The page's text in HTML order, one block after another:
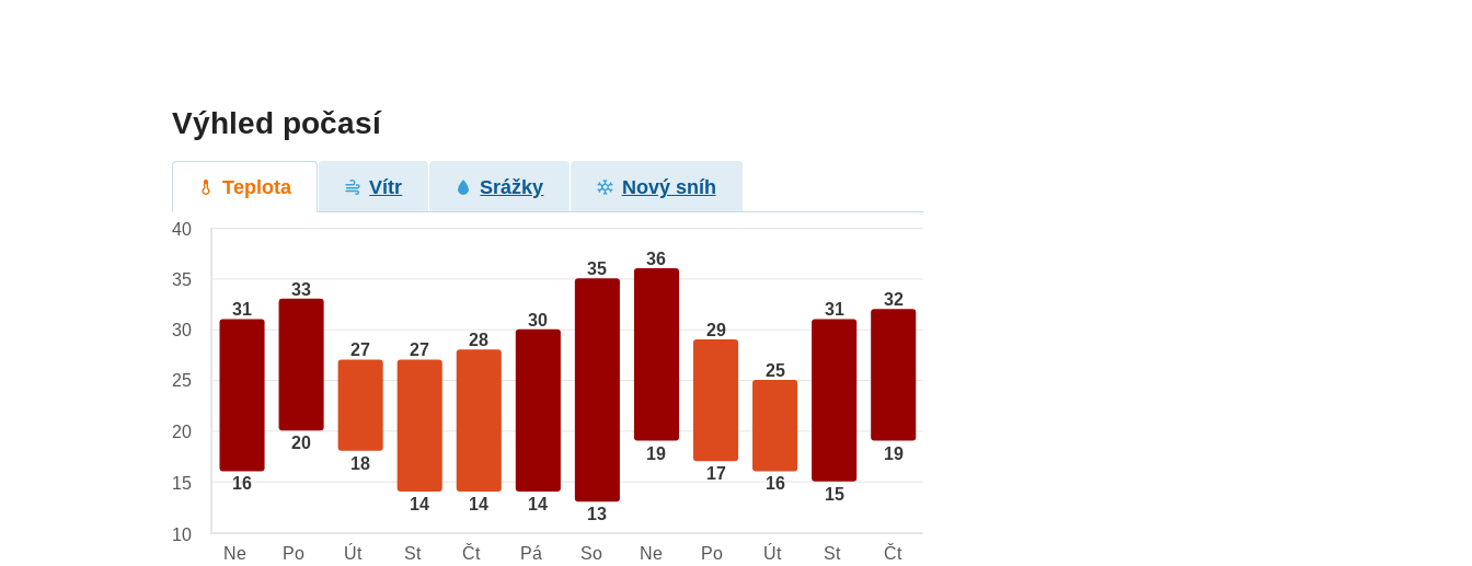
Výhled počasí
Teplota Vítr Srážky Nový sníh
31
16
33
20
27
18
27
14
28
14
30
14
35
13
36
19
29
17
25
16
31
15
32
19
40
35
30
25
20
15
10
Ne
Po Út St Čt Pá So Ne Po Út St Čt